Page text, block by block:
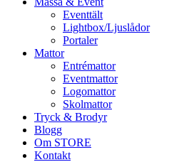
Eventtält
Lightbox/Ljuslådor
Portaler
Mattor
Entrémattor
Eventmattor
Logomattor
Skolmattor
Tryck & Brodyr
Blogg
Om STORE
Kontakt